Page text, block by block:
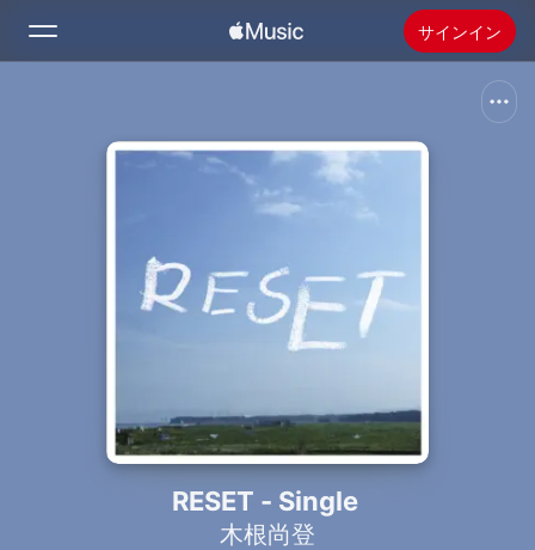
サインイン
RESET - Single
木根尚登